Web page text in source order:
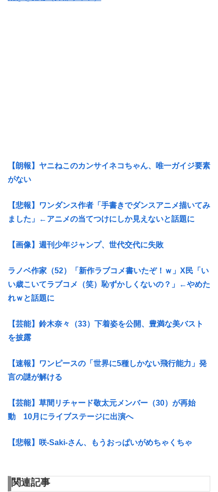
【朗報】ヤニねこのカンサイネコちゃん、唯一ガイジ要素
がない
【悲報】ワンダンス作者「手書きでダンスアニメ描いてみ
ました」←アニメの当てつけにしか見えないと話題に
【画像】週刊少年ジャンプ、世代交代に失敗
ラノベ作家（52）「新作ラブコメ書いたぞ！ｗ」X民「い
い歳こいてラブコメ（笑）恥ずかしくないの？」←やめた
れｗと話題に
【芸能】鈴木奈々（33）下着姿を公開、豊満な美バスト
を披露
【速報】ワンピースの「世界に5種しかない飛行能力」発
言の謎が解ける
【芸能】草間リチャード敬太元メンバー（30）が再始
動 10月にライブステージに出演へ
【悲報】咲-Saki-さん、もうおっぱいがめちゃくちゃ
関連記事